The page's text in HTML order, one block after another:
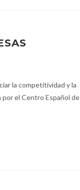
la competitividad y la
por el Centro Español de